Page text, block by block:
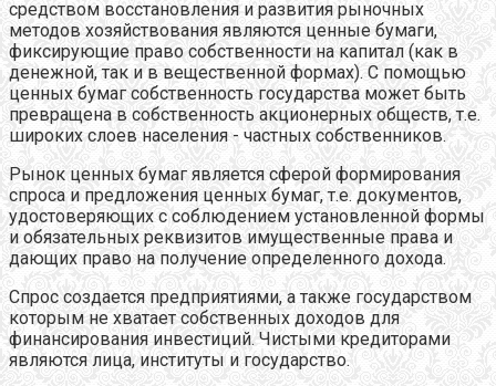
средством восстановления и развития рыночных
методов хозяйствования являются ценные бумаги,
фиксирующие право собственности на капитал (как в
денежной, так и в вещественной формах). С помощью
ценных бумаг собственность государства может быть
превращена в собственность акционерных обществ, т.е.
широких слоев населения - частных собственников.
Рынок ценных бумаг является сферой формирования
спроса и предложения ценных бумаг, т.е. документов,
удостоверяющих с соблюдением установленной формы
и обязательных реквизитов имущественные права и
дающих право на получение определенного дохода.
Спрос создается предприятиями, а также государством
которым не хватает собственных доходов для
финансирования инвестиций. Чистыми кредиторами
являются лица, институты и государство.